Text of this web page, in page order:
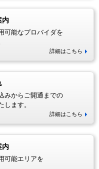
内
可能なプロバイダを
詳細はこちら
みからご開通までの
します。
詳細はこちら
内
可能エリアを